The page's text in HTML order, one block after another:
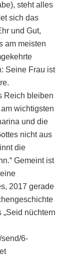
steht alles
sich das
und Gut,
am meisten
Seine Frau ist
Reich bleiben
wichtigsten
und die
nicht aus
die
Gemeint ist
2017 gerade
nüchtern
6-